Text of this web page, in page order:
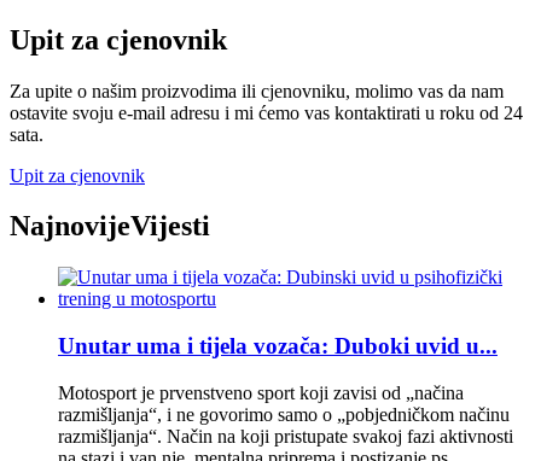
Upit za cjenovnik
Za upite o našim proizvodima ili cjenovniku, molimo vas da nam
ostavite svoju e-mail adresu i mi ćemo vas kontaktirati u roku od 24
sata.
Upit za cjenovnik
NajnovijeVijesti
Unutar uma i tijela vozača: Duboki uvid u...
Motosport je prvenstveno sport koji zavisi od „načina
razmišljanja“, i ne govorimo samo o „pobjedničkom načinu
razmišljanja“. Način na koji pristupate svakoj fazi aktivnosti